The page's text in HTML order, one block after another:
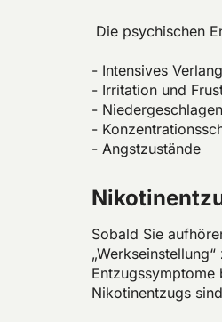
Die psychischen
- Intensives
- Irritation und
-
-
- Angstzustände
Sobald Sie
Entzugssymptome
Nikotinentzugs